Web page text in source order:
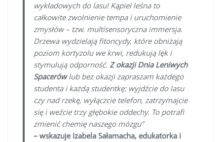
wykładowych do lasu! Kąpiel leśna to
całkowite zwolnienie tempa i uruchomienie
zmysłów – tzw. multisensoryczna immersja.
Drzewa wydzielają fitoncydy, które obniżają
poziom kortyzolu we krwi, redukują lęk i
stymulują odporność. Z okazji Dnia Leniwych
Spacerówlub bez okazji zapraszam każdego
studenta i każdą studentkę: wyjdźcie do lasu
czy nad rzekę, wyłączcie telefon, zatrzymajcie
się i weźcie trzy głębokie oddechy. To potrafi
zmienić chemię naszego mózgu”
– wskazuje Izabela Sałamacha, edukatorka i